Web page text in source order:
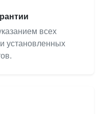
всех
установленных